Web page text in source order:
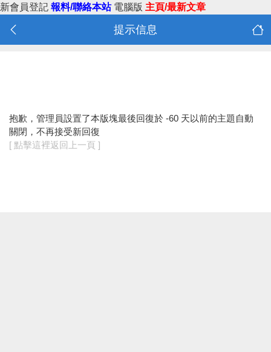
新會員登記 報料/聯絡本站 電腦版 主頁/最新文章
提示信息
抱歉，管理員設置了本版塊最後回復於 -60 天以前的主題自動
關閉，不再接受新回復
[ 點擊這裡返回上一頁 ]